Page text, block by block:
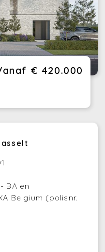
€ 420.000
BA en
Belgium (polisnr.